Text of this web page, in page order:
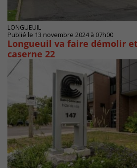
LONGUEUIL
Publié le 13 novembre 2024 à 07h00
Longueuil va faire démolir
caserne 22